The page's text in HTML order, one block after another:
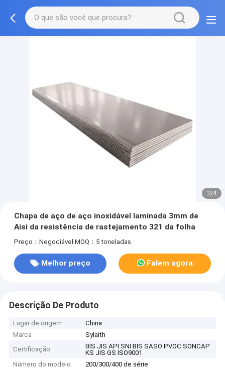
2/4
Chapa de aço de aço inoxidável laminada 3mm de
Aisi da resistência de rastejamento 321 da folha
Preço：Negociável MOQ：5 toneladas
Melhor preço Falem agora.
Descrição De Produto
Lugar de origem
China
Marca
Sylaith
Certificação
BIS JIS API SNI BIS SASO PVOC SONCAP
KS JIS GS ISO9001
Número do modelo
200/300/400 de série